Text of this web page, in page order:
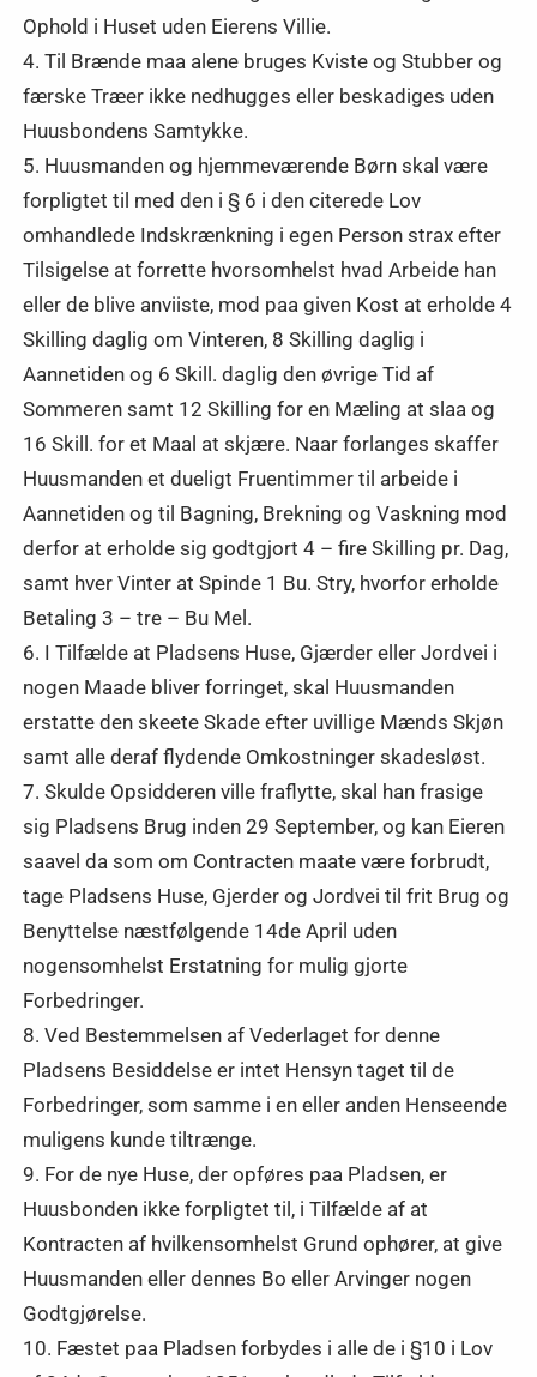
Ophold i Huset uden Eierens Villie.
4. Til Brænde maa alene bruges Kviste og Stubber og
færske Træer ikke nedhugges eller beskadiges uden
Huusbondens Samtykke.
5. Huusmanden og hjemmeværende Børn skal være
forpligtet til med den i § 6 i den citerede Lov
omhandlede Indskrænkning i egen Person strax efter
Tilsigelse at forrette hvorsomhelst hvad Arbeide han
eller de blive anviiste, mod paa given Kost at erholde 4
Skilling daglig om Vinteren, 8 Skilling daglig i
Aannetiden og 6 Skill. daglig den øvrige Tid af
Sommeren samt 12 Skilling for en Mæling at slaa og
16 Skill. for et Maal at skjære. Naar forlanges skaffer
Huusmanden et dueligt Fruentimmer til arbeide i
Aannetiden og til Bagning, Brekning og Vaskning mod
derfor at erholde sig godtgjort 4 – fire Skilling pr. Dag,
samt hver Vinter at Spinde 1 Bu. Stry, hvorfor erholde
Betaling 3 – tre – Bu Mel.
6. I Tilfælde at Pladsens Huse, Gjærder eller Jordvei i
nogen Maade bliver forringet, skal Huusmanden
erstatte den skeete Skade efter uvillige Mænds Skjøn
samt alle deraf flydende Omkostninger skadesløst.
7. Skulde Opsidderen ville fraflytte, skal han frasige
sig Pladsens Brug inden 29 September, og kan Eieren
saavel da som om Contracten maate være forbrudt,
tage Pladsens Huse, Gjerder og Jordvei til frit Brug og
Benyttelse næstfølgende 14de April uden
nogensomhelst Erstatning for mulig gjorte
Forbedringer.
8. Ved Bestemmelsen af Vederlaget for denne
Pladsens Besiddelse er intet Hensyn taget til de
Forbedringer, som samme i en eller anden Henseende
muligens kunde tiltrænge.
9. For de nye Huse, der opføres paa Pladsen, er
Huusbonden ikke forpligtet til, i Tilfælde af at
Kontracten af hvilkensomhelst Grund ophører, at give
Huusmanden eller dennes Bo eller Arvinger nogen
Godtgjørelse.
10. Fæstet paa Pladsen forbydes i alle de i §10 i Lov